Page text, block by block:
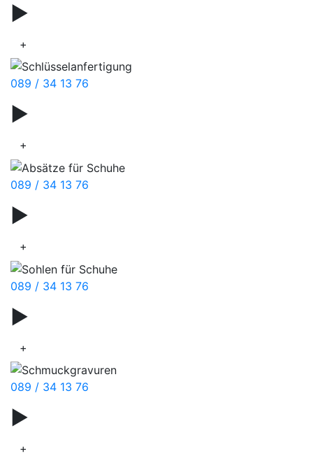
▶
+
089 / 34 13 76
▶
+
089 / 34 13 76
▶
+
089 / 34 13 76
▶
+
089 / 34 13 76
▶
+